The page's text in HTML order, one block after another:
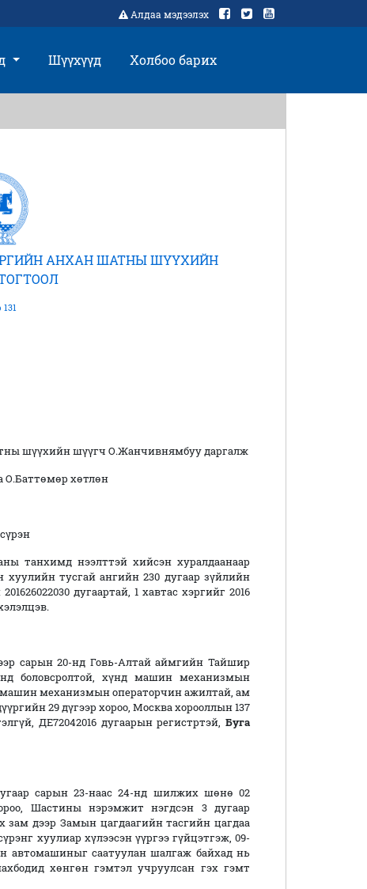
Алдаа мэдээлэх
Шүүхүүд Холбоо барих
АНХАН ШАТНЫ ШҮҮХИЙН
шүүхийн шүүгч О.Жанчивнямбуу даргалж
О.Баттөмөр хөтлөн
танхимд нээлттэй хийсэн хуралдаанаар
хуулийн тусгай ангийн 230 дугаар зүйлийн
дугаартай, 1 хавтас хэргийг 2016
сарын 20-нд Говь-Алтай аймгийн Тайшир
боловсролтой, хүнд машин механизмын
механизмын операторчин ажилтай, ам
29 дүгээр хороо, Москва хорооллын 137
ДЕ72042016 дугаарын регистртэй, Буга
сарын 23-наас 24-нд шилжих шөнө 02
Шастины нэрэмжит нэгдсэн 3 дугаар
дээр Замын цагдаагийн тасгийн цагдаа
хуулиар хүлээсэн үүргээ гүйцэтгэж, 09-
автомашиныг саатуулан шалгаж байхад нь
хөнгөн гэмтэл учруулсан гэх гэмт